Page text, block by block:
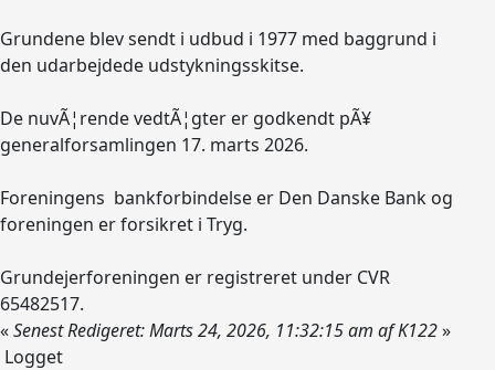
Grundene blev sendt i udbud i 1977 med baggrund i
den udarbejdede udstykningsskitse.
De nuvÃ¦rende vedtÃ¦gter er godkendt pÃ¥
generalforsamlingen 17. marts 2026.
Foreningens bankforbindelse er Den Danske Bank og
foreningen er forsikret i Tryg.
Grundejerforeningen er registreret under CVR
65482517.
«Senest Redigeret: Marts 24, 2026, 11:32:15 am af K122»
Logget